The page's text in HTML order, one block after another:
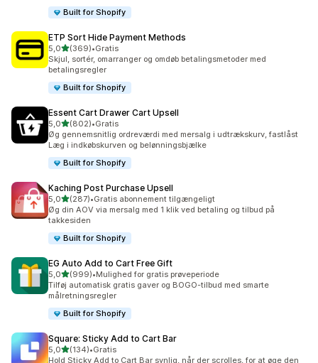
Built for Shopify
ETP Sort Hide Payment Methods
5,0ud af 5 stjerner
(369)
369 anmeldelser i alt
•Gratis
Skjul, sortér, omarranger og omdøb betalingsmetoder med
betalingsregler
Built for Shopify
Essent Cart Drawer Cart Upsell
5,0ud af 5 stjerner
(802)
802 anmeldelser i alt
•Gratis
Øg gennemsnitlig ordreværdi med mersalg i udtrækskurv, fastlåst
Læg i indkøbskurven og belønningsbjælke
Built for Shopify
Kaching Post Purchase Upsell
5,0ud af 5 stjerner
(287)
287 anmeldelser i alt
•Gratis abonnement tilgængeligt
Øg din AOV via mersalg med 1 klik ved betaling og tilbud på
takkesiden
Built for Shopify
EG Auto Add to Cart Free Gift
5,0ud af 5 stjerner
(999)
999 anmeldelser i alt
•Mulighed for gratis prøveperiode
Tilføj automatisk gratis gaver og BOGO-tilbud med smarte
målretningsregler
Built for Shopify
Square: Sticky Add to Cart Bar
5,0ud af 5 stjerner
(134)
134 anmeldelser i alt
•Gratis
Hold Sticky Add to Cart Bar synlig, når der scrolles, for at øge den